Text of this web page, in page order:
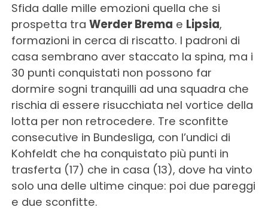
Sfida dalle mille emozioni quella che si
prospetta tra Werder Brema e Lipsia,
formazioni in cerca di riscatto. I padroni di
casa sembrano aver staccato la spina, ma i
30 punti conquistati non possono far
dormire sogni tranquilli ad una squadra che
rischia di essere risucchiata nel vortice della
lotta per non retrocedere. Tre sconfitte
consecutive in Bundesliga, con l’undici di
Kohfeldt che ha conquistato più punti in
trasferta (17) che in casa (13), dove ha vinto
solo una delle ultime cinque: poi due pareggi
e due sconfitte.